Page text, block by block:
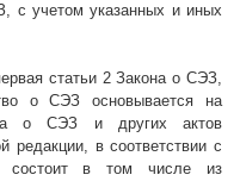
с учетом указанных и иных
статьи 2 Закона о СЭЗ,
о СЭЗ основывается на
о СЭЗ и других актов
редакции, в соответствии с
состоит в том числе из